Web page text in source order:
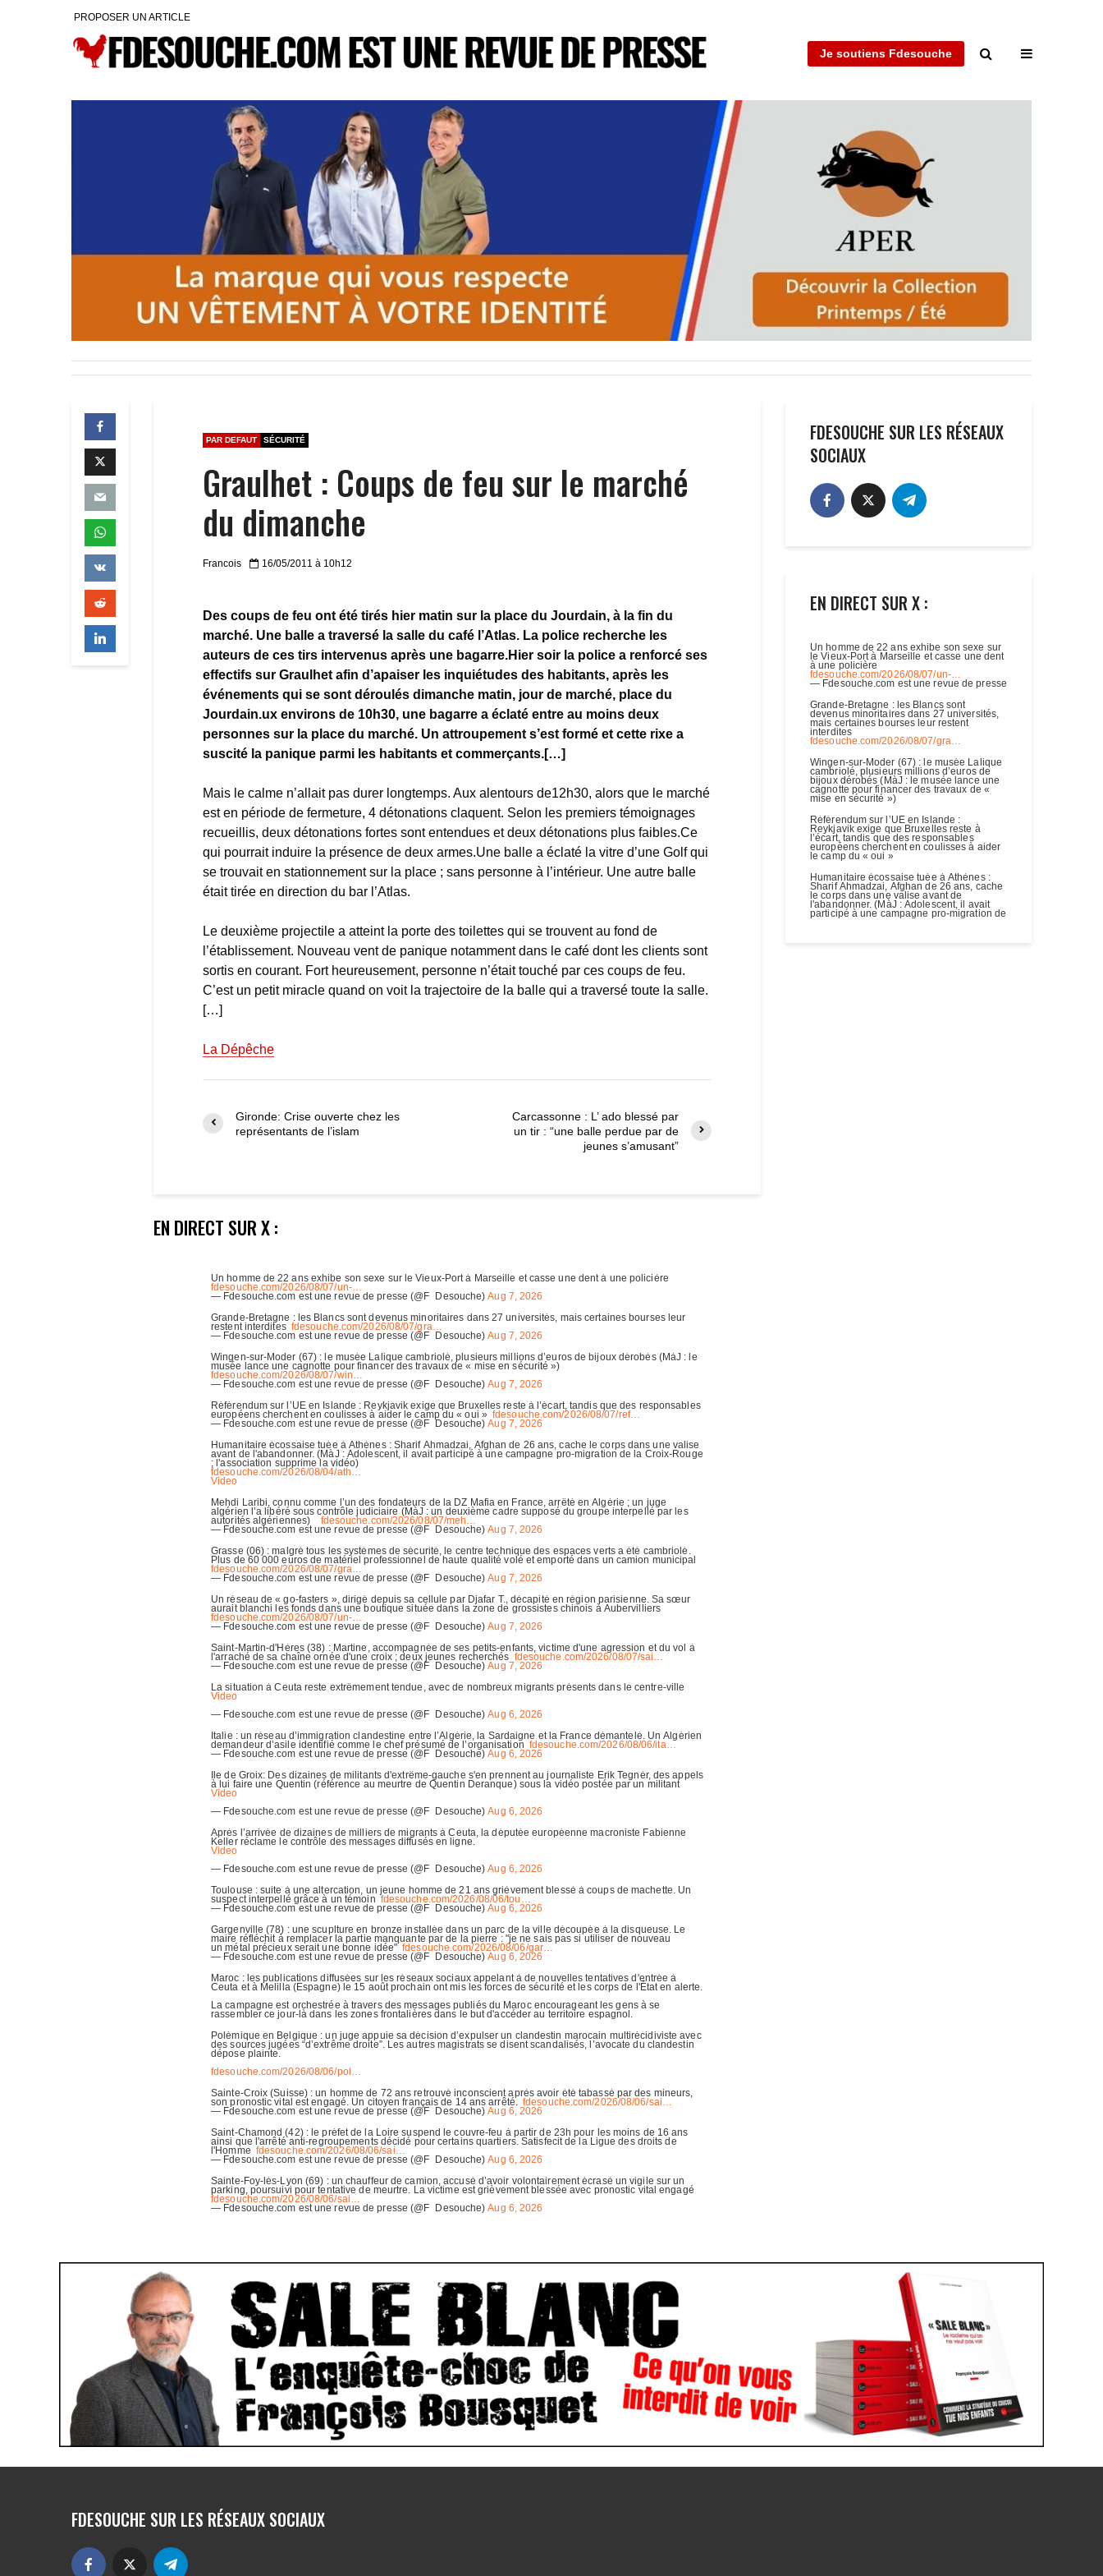
PROPOSER UN ARTICLE
Je soutiens Fdesouche
PAR DEFAUT SÉCURITÉ
Graulhet : Coups de feu sur le marché
du dimanche
Francois 16/05/2011 à 10h12
Des coups de feu ont été tirés hier matin sur la place du Jourdain, à la fin du
marché. Une balle a traversé la salle du café l’Atlas. La police recherche les
auteurs de ces tirs intervenus après une bagarre.Hier soir la police a renforcé ses
effectifs sur Graulhet afin d’apaiser les inquiétudes des habitants, après les
événements qui se sont déroulés dimanche matin, jour de marché, place du
Jourdain.ux environs de 10h30, une bagarre a éclaté entre au moins deux
personnes sur la place du marché. Un attroupement s’est formé et cette rixe a
suscité la panique parmi les habitants et commerçants.[…]
Mais le calme n’allait pas durer longtemps. Aux alentours de12h30, alors que le marché
est en période de fermeture, 4 détonations claquent. Selon les premiers témoignages
recueillis, deux détonations fortes sont entendues et deux détonations plus faibles.Ce
qui pourrait induire la présence de deux armes.Une balle a éclaté la vitre d’une Golf qui
se trouvait en stationnement sur la place ; sans personne à l’intérieur. Une autre balle
était tirée en direction du bar l’Atlas.
Le deuxième projectile a atteint la porte des toilettes qui se trouvent au fond de
l’établissement. Nouveau vent de panique notamment dans le café dont les clients sont
sortis en courant. Fort heureusement, personne n’était touché par ces coups de feu.
C’est un petit miracle quand on voit la trajectoire de la balle qui a traversé toute la salle.
[…]
La Dépêche
Gironde: Crise ouverte chez les
représentants de l’islam
Carcassonne : L’ ado blessé par
un tir : “une balle perdue par de
jeunes s’amusant”
EN DIRECT SUR X :
FDESOUCHE SUR LES RÉSEAUX
SOCIAUX
EN DIRECT SUR X :
FDESOUCHE SUR LES RÉSEAUX SOCIAUX